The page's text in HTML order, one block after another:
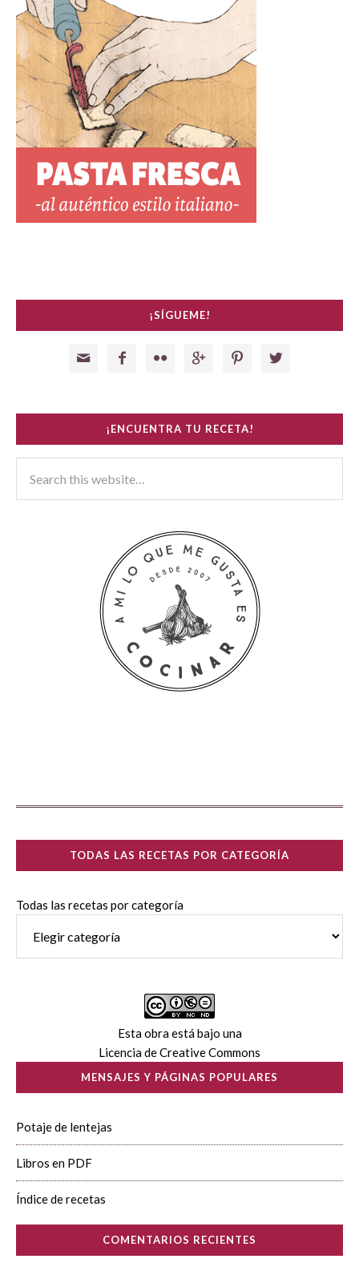
¡SÍGUEME!
     
¡ENCUENTRA TU RECETA!
TODAS LAS RECETAS POR CATEGORÍA
Todas las recetas por categoría
Esta obra está bajo una
Licencia de Creative Commons
MENSAJES Y PÁGINAS POPULARES
Potaje de lentejas
Libros en PDF
Índice de recetas
COMENTARIOS RECIENTES